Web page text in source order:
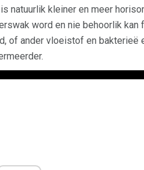
natuurlik kleiner en meer
word en nie behoorlik kan
of ander vloeistof en bakterieë